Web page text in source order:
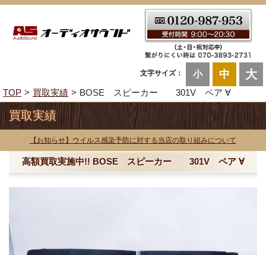
文字サイズ： 小 中 大
TOP 買取実績 BOSE スピーカー 301V ペア ∀
買取実績
【お知らせ】ウイルス感染予防に対する当店の取り組みについて
高額買取実施中!! BOSE スピーカー 301V ペア ∀